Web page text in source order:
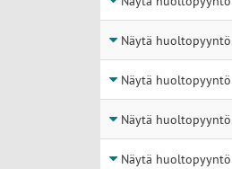
Näytä huoltopyyntö
Näytä huoltopyyntö
Näytä huoltopyyntö
Näytä huoltopyyntö